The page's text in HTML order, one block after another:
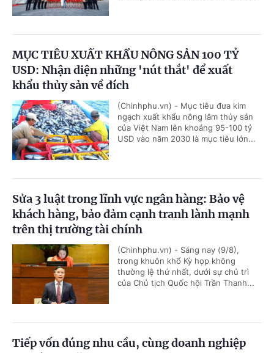
MỤC TIÊU XUẤT KHẨU NÔNG SẢN 100 TỶ
USD: Nhận diện những 'nút thắt' để xuất
khẩu thủy sản về đích
(Chinhphu.vn) - Mục tiêu đưa kim
ngạch xuất khẩu nông lâm thủy sản
của Việt Nam lên khoảng 95-100 tỷ
USD vào năm 2030 là mục tiêu lớn...
Sửa 3 luật trong lĩnh vực ngân hàng: Bảo vệ
khách hàng, bảo đảm cạnh tranh lành mạnh
trên thị trường tài chính
(Chinhphu.vn) - Sáng nay (9/8),
trong khuôn khổ Kỳ họp không
thường lệ thứ nhất, dưới sự chủ trì
của Chủ tịch Quốc hội Trần Thanh...
Tiếp vốn đúng nhu cầu, cùng doanh nghiệp